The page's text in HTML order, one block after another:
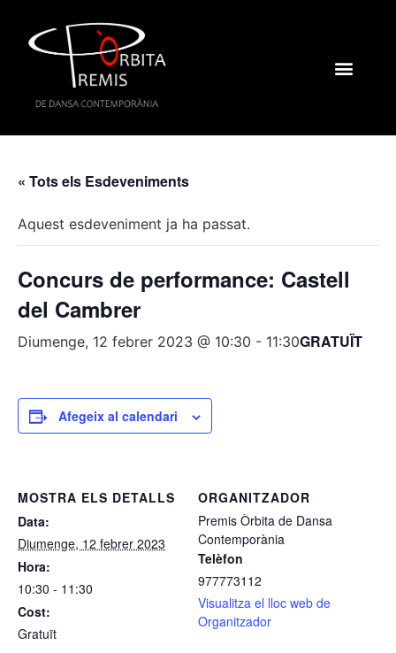
« Tots els Esdeveniments
Aquest esdeveniment ja ha passat.
Concurs de performance: Castell
del Cambrer
Diumenge, 12 febrer 2023 @ 10:30 - 11:30GRATUÏT
Afegeix al calendari
MOSTRA ELS DETALLS
Data:
Diumenge, 12 febrer 2023
Hora:
10:30 - 11:30
Cost:
Gratuït
ORGANITZADOR
Premis Òrbita de Dansa
Contemporània
Telèfon
977773112
Visualitza el lloc web de
Organitzador